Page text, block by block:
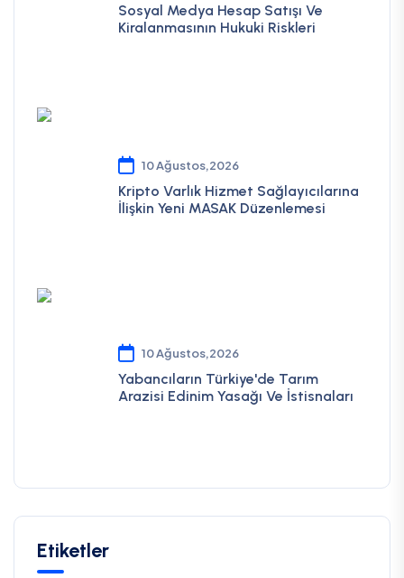
Sosyal Medya Hesap Satışı Ve
Kiralanmasının Hukuki Riskleri
10 Ağustos,2026
Kripto Varlık Hizmet Sağlayıcılarına
İlişkin Yeni MASAK Düzenlemesi
10 Ağustos,2026
Yabancıların Türkiye'de Tarım
Arazisi Edinim Yasağı Ve İstisnaları
Etiketler